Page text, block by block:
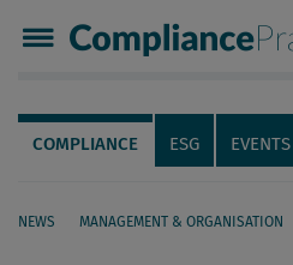
Compliance
Servicenavigation
Navigation
COMPLIANCE ESG EVENTS
NEWS MANAGEMENT & ORGANISATION